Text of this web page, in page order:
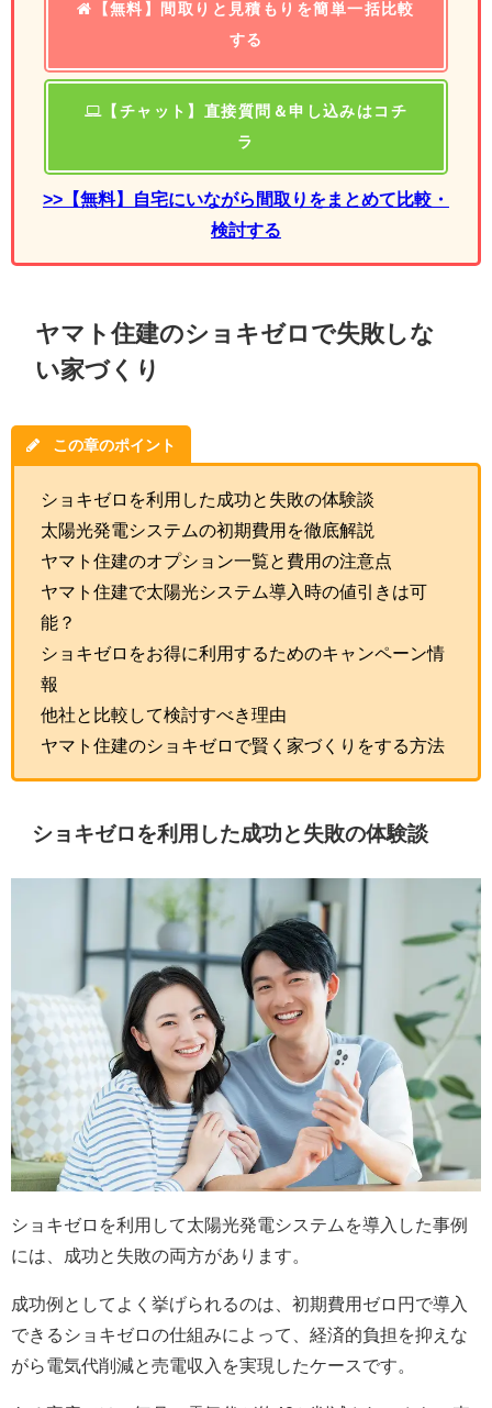
【無料】間取りと見積もりを簡単一括比較
する
【チャット】直接質問＆申し込みはコチ
ラ
>>【無料】自宅にいながら間取りをまとめて比較・
検討する
ヤマト住建のショキゼロで失敗しな
い家づくり
この章のポイント
ショキゼロを利用した成功と失敗の体験談
太陽光発電システムの初期費用を徹底解説
ヤマト住建のオプション一覧と費用の注意点
ヤマト住建で太陽光システム導入時の値引きは可
能？
ショキゼロをお得に利用するためのキャンペーン情
報
他社と比較して検討すべき理由
ヤマト住建のショキゼロで賢く家づくりをする方法
ショキゼロを利用した成功と失敗の体験談
ショキゼロを利用して太陽光発電システムを導入した事例
には、成功と失敗の両方があります。
成功例としてよく挙げられるのは、初期費用ゼロ円で導入
できるショキゼロの仕組みによって、経済的負担を抑えな
がら電気代削減と売電収入を実現したケースです。